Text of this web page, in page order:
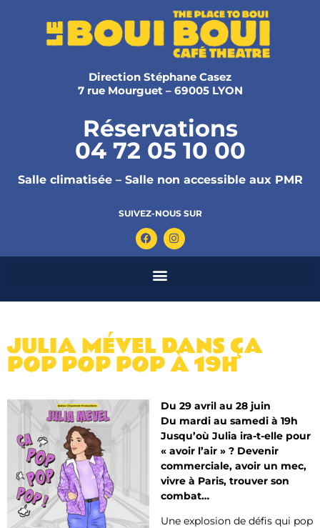
Direction Stéphane Casez
7 rue Mourguet – 69005 LYON
Réservations
04 72 05 10 00
Salle climatisée – Salle non accessible aux PMR
SUIVEZ-NOUS SUR
JULIA MÉVEL DANS ÇA
POP POP POP À 19H
Du 29 avril au 28 juin
Du mardi au samedi à 19h
Jusqu’où Julia ira-t-elle pour
« avoir l’air » ? Devenir
commerciale, avoir un mec,
vivre à Paris, trouver son
combat…
Une explosion de défis qui pop